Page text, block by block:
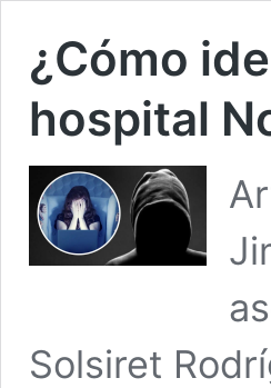
¿Cómo
hospital
Solsiret